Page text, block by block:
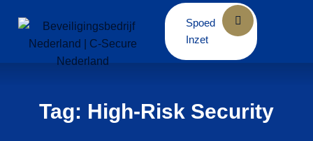
content
Spoed
Inzet
Tag: High-Risk Security